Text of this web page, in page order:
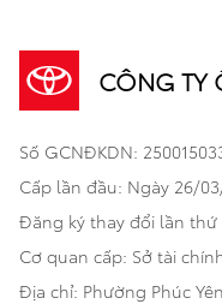
Bán tải
Hatchback
Thương mại
Khách hàng dự án
Bảo hiểm Toyota
Xe đã qua sử dụng
Bảo hành mở rộng
Sản phẩm chính hãng
Khuyến mãi
Xã hội
Thông tin khác
CÔNG TY
Số GCNĐKDN:
Cấp lần đầu: Ngày 26/
Đăng ký thay đổi lần thứ
Cơ quan cấp: Sở tài
Địa chỉ: Phường Phúc